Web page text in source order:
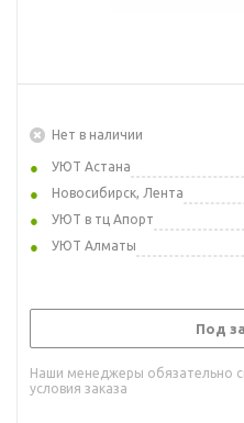
Нет в наличии
УЮТ Астана
Новосибирск, Лента
УЮТ в тц Апорт
УЮТ Алматы
Под
Наши менеджеры обязательно
условия заказа